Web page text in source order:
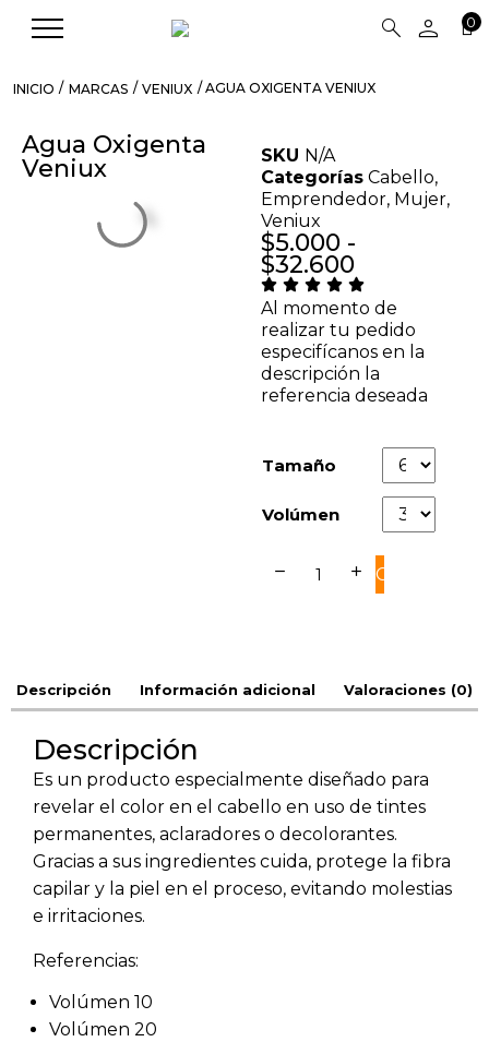
search person 0
INICIO / MARCAS / VENIUX / AGUA OXIGENTA VENIUX
Agua Oxigenta
Veniux
SKU N/A
Categorías Cabello,
Emprendedor, Mujer,
Veniux
$5.000 -
$32.600
Al momento de
realizar tu pedido
especifícanos en la
descripción la
referencia deseada
Tamaño
Volúmen
remove add COMPRAR
Descripción Información adicional Valoraciones (0)
Descripción
Es un producto especialmente diseñado para
revelar el color en el cabello en uso de tintes
permanentes, aclaradores o decolorantes.
Gracias a sus ingredientes cuida, protege la fibra
capilar y la piel en el proceso, evitando molestias
e irritaciones.
Referencias:
Volúmen 10
Volúmen 20